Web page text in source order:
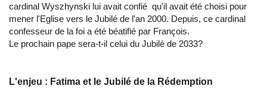
cardinal Wyszhynski lui avait confié qu'il avait été choisi pour
mener l'Eglise vers le Jubilé de l'an 2000. Depuis, ce cardinal
confesseur de la foi a été béatifié par François.
Le prochain pape sera-t-il celui du Jubilé de 2033?
L'enjeu : Fatima et le Jubilé de la Rédemption